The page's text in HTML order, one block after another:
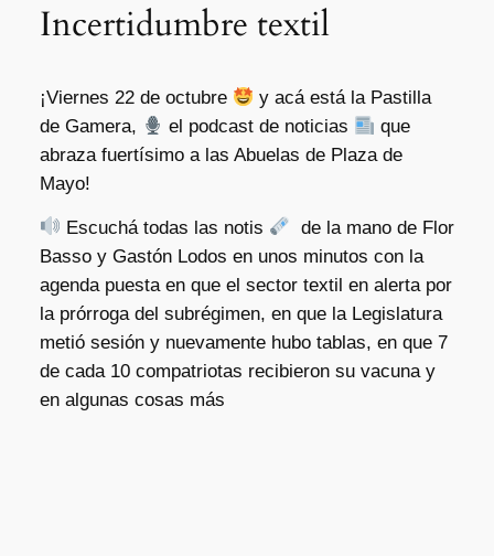
Incertidumbre textil
¡Viernes 22 de octubre
y acá está la Pastilla
de Gamera,
el podcast de noticias
que
abraza fuertísimo a las Abuelas de Plaza de
Mayo!
Escuchá todas las notis
de la mano de Flor
Basso y Gastón Lodos en unos minutos con la
agenda puesta en que el sector textil en alerta por
la prórroga del subrégimen, en que la Legislatura
metió sesión y nuevamente hubo tablas, en que 7
de cada 10 compatriotas recibieron su vacuna y
en algunas cosas más